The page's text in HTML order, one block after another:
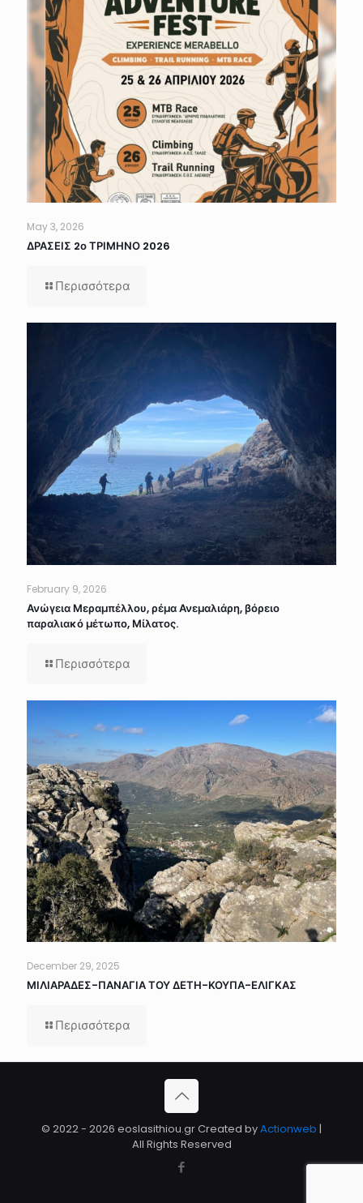
May 3, 2026
ΔΡΑΣΕΙΣ 2ο ΤΡΙΜΗΝΟ 2026
Περισσότερα
February 9, 2026
Ανώγεια Μεραμπέλλου, ρέμα Ανεμαλιάρη, βόρειο
παραλιακό μέτωπο, Μίλατος.
Περισσότερα
December 29, 2025
ΜΙΛΙΑΡΑΔΕΣ-ΠΑΝΑΓΙΑ ΤΟΥ ΔΕΤΗ-ΚΟΥΠΑ-ΕΛΙΓΚΑΣ
Περισσότερα
© 2022 - 2026 eoslasithiou.gr Created byActionweb |
All Rights Reserved